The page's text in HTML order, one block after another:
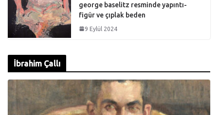
george baselitz resminde yapıntı-
figür ve çıplak beden
9 Eylül 2024
İbrahim Çallı